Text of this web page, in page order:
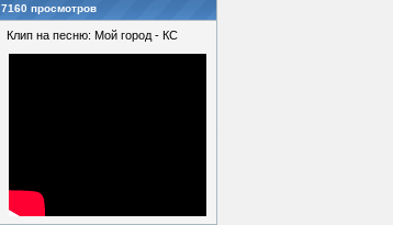
7160 просмотров
Клип на песню: Мой город - КС